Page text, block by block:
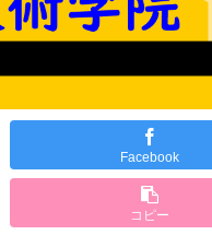
Facebook
コピー